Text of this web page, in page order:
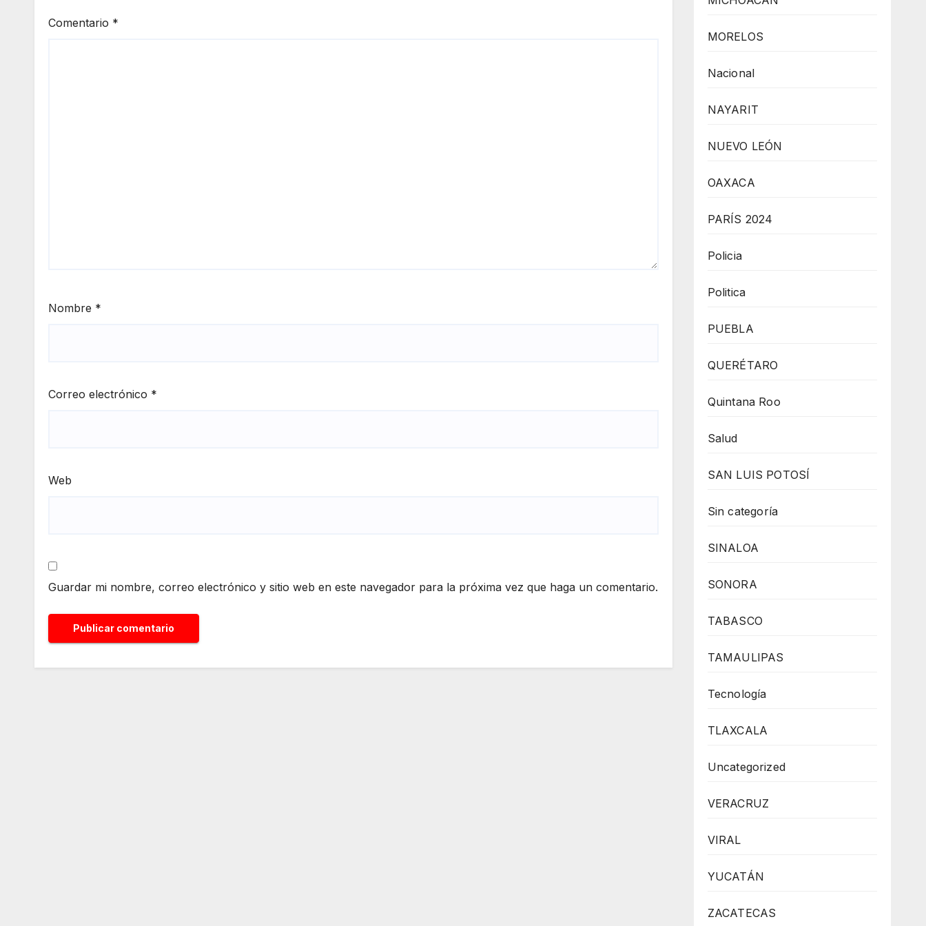
Comentario *
Nombre *
Correo electrónico *
Web
Guardar mi nombre, correo electrónico y sitio web en este navegador para la próxima vez que haga un comentario.
MORELOS
Nacional
NAYARIT
NUEVO LEÓN
OAXACA
PARÍS 2024
Policia
Politica
PUEBLA
QUERÉTARO
Quintana Roo
Salud
SAN LUIS POTOSÍ
Sin categoría
SINALOA
SONORA
TABASCO
TAMAULIPAS
Tecnología
TLAXCALA
Uncategorized
VERACRUZ
VIRAL
YUCATÁN
ZACATECAS